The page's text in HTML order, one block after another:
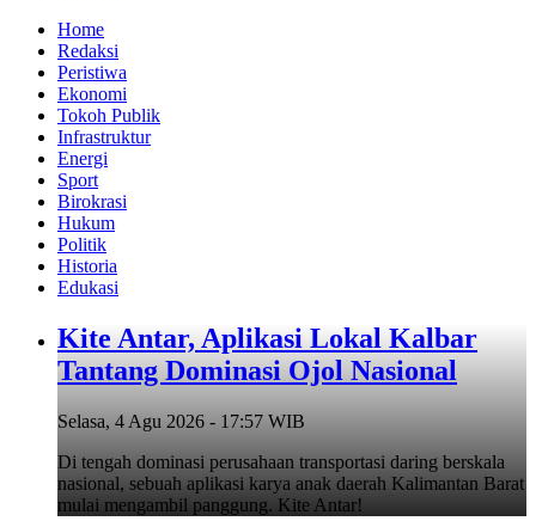
Home
Redaksi
Peristiwa
Ekonomi
Tokoh Publik
Infrastruktur
Energi
Sport
Birokrasi
Hukum
Politik
Historia
Edukasi
Kite Antar, Aplikasi Lokal Kalbar
Tantang Dominasi Ojol Nasional
Selasa, 4 Agu 2026 - 17:57 WIB
Di tengah dominasi perusahaan transportasi daring berskala
nasional, sebuah aplikasi karya anak daerah Kalimantan Barat
mulai mengambil panggung. Kite Antar!